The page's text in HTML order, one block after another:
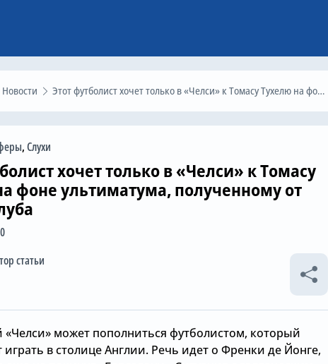
Новости Этот футболист хочет только в «Челси» к Томасу Тухелю на фоне ультиматума, полученному от своего клуба
,Слухи
хочет только в «Челси» к Томасу
фоне ультиматума, полученному от
статьи
может пополниться футболистом, который
играть в столице Англии. Речь идет о Френки де Йонге,